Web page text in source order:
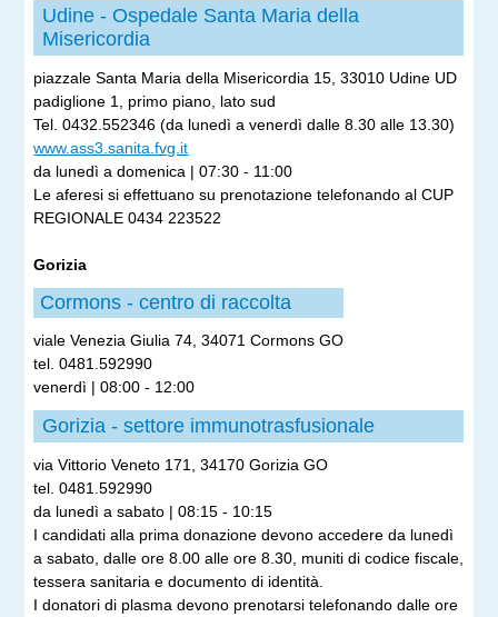
Udine - Ospedale Santa Maria della
Misericordia
piazzale Santa Maria della Misericordia 15, 33010 Udine UD
padiglione 1, primo piano, lato sud
Tel. 0432.552346 (da lunedì a venerdì dalle 8.30 alle 13.30)
www.ass3.sanita.fvg.it
da lunedì a domenica | 07:30 - 11:00
Le aferesi si effettuano su prenotazione telefonando al CUP
REGIONALE 0434 223522
Gorizia
Cormons - centro di raccolta
viale Venezia Giulia 74, 34071 Cormons GO
tel. 0481.592990
venerdì | 08:00 - 12:00
Gorizia - settore immunotrasfusionale
via Vittorio Veneto 171, 34170 Gorizia GO
tel. 0481.592990
da lunedì a sabato | 08:15 - 10:15
I candidati alla prima donazione devono accedere da lunedì
a sabato, dalle ore 8.00 alle ore 8.30, muniti di codice fiscale,
tessera sanitaria e documento di identità.
I donatori di plasma devono prenotarsi telefonando dalle ore